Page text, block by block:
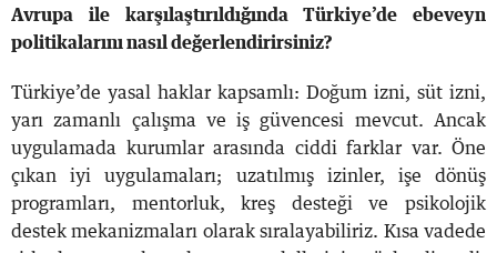
Avrupa ile karşılaştırıldığında Türkiye’de ebeveyn
politikalarını nasıl değerlendirirsiniz?
Türkiye’de yasal haklar kapsamlı: Doğum izni, süt izni,
yarı zamanlı çalışma ve iş güvencesi mevcut. Ancak
uygulamada kurumlar arasında ciddi farklar var. Öne
çıkan iyi uygulamaları; uzatılmış izinler, işe dönüş
programları, mentorluk, kreş desteği ve psikolojik
destek mekanizmaları olarak sıralayabiliriz. Kısa vadede